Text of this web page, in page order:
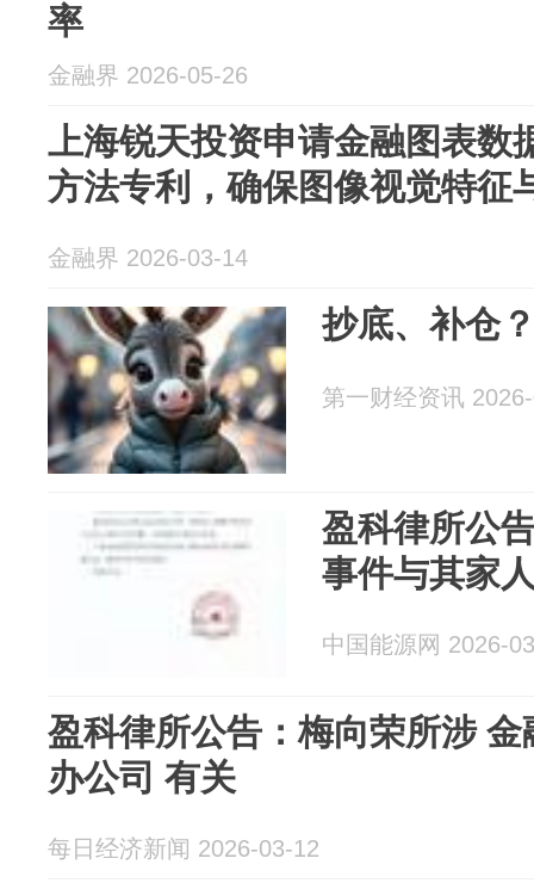
率
金融界 2026-05-26
上海锐天投资申请金融图表数
方法专利，确保图像视觉特征
金融界 2026-03-14
抄底、补仓
第一财经资讯
盈科律所公
事件与其家
中国能源网 2026-
盈科律所公告：梅向荣所涉
办公司 有关
每日经济新闻 2026-03-12